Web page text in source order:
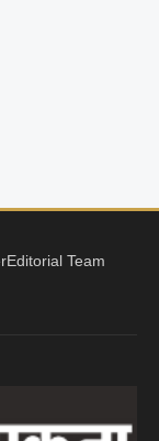
Editorial Team